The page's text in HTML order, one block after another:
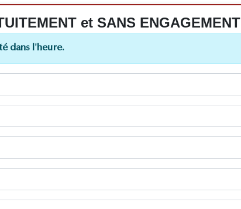
et SANS ENGAGEMENT
dans l'heure.